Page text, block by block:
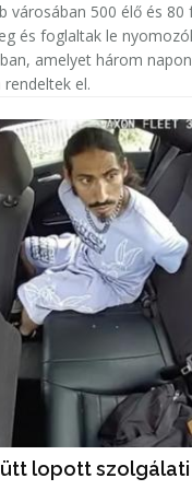
városában 500 élő és
és foglaltak le
amelyet három
el.
lopott